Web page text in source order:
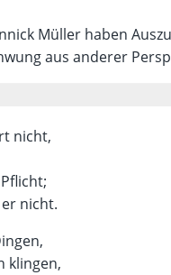
Müller haben
aus anderer
nicht,
nicht.
klingen,